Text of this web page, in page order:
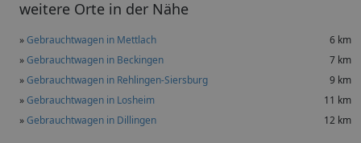
weitere Orte in der Nähe
»Gebrauchtwagen in Mettlach
6 km
»Gebrauchtwagen in Beckingen
7 km
»Gebrauchtwagen in Rehlingen-Siersburg
9 km
»Gebrauchtwagen in Losheim
11 km
»Gebrauchtwagen in Dillingen 12 km